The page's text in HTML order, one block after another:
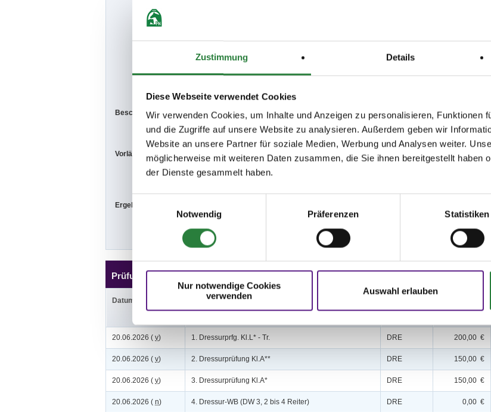
Zustimmung Details
Diese Webseite verwendet Cookies
Wir verwenden Cookies, um Inhalte und Anzeigen zu personalisieren, Funktionen
und die Zugriffe auf unsere Website zu analysieren. Außerdem geben wir
Website an unsere Partner für soziale Medien, Werbung und Analysen weiter.
möglicherweise mit weiteren Daten zusammen, die Sie ihnen bereitgestellt haben
der Dienste gesammelt haben.
Einwilligungsauswahl
Notwendig
Präferenzen Statistiken
Nur notwendige Cookies
verwenden
Auswahl erlauben
- Geldpreise werden 1 Std. nach Prüfungsende ausbezahlt.
- In allen Prüfungen ist ein Start außer Konkurrenz nicht möglich.
Beschaffenheit der Plätze: Springplatz 45x45 m Sand, Dressurplatz 20x40 m Sand, Vorbereitungsplatz 40x60
Vorläufige Zeitenteilung:
Sa. vorm.: 1,2,3; nachm.: 4,11,12
So. vorm.: 10,13,14; nachm.: 5,6,7,8,9
Ergebnisse:
Prüfungen
Datum Prüfung
20.06.2026 ( v) 1. Dressurprfg. Kl.L* - Tr. DRE 200,00 €
20.06.2026 ( v) 2. Dressurprüfung Kl.A** DRE 150,00 €
20.06.2026 ( v) 3. Dressurprüfung Kl.A* DRE 150,00 €
20.06.2026 ( n) 4. Dressur-WB (DW 3, 2 bis 4 Reiter) DRE 0,00 €